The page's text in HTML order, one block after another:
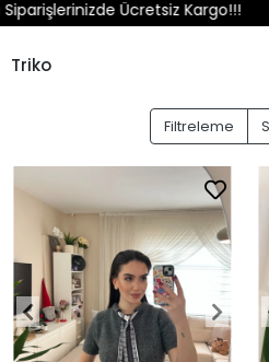
Ücretsiz Kargo!!!
Triko
Filtreleme